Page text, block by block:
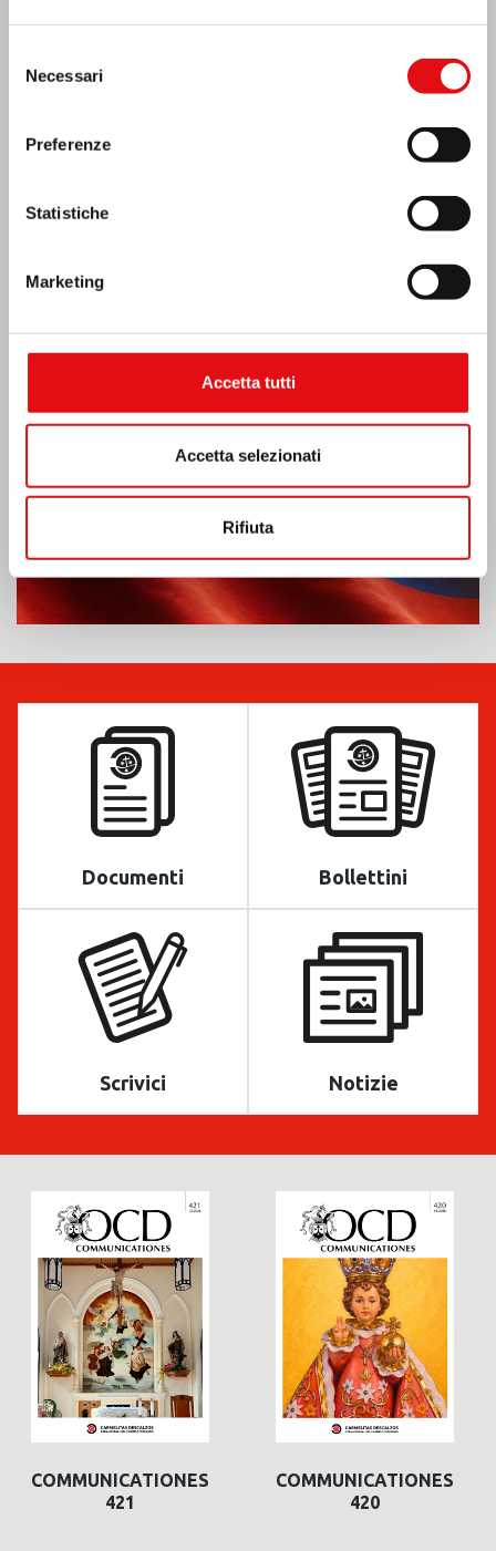
delNecessari
Preferenze
Statistiche
Marketing
Accetta tutti
Accetta selezionati
Rifiuta
Documenti Bollettini
Scrivici Notizie
COMMUNICATIONES
421
COMMUNICATIONES
420